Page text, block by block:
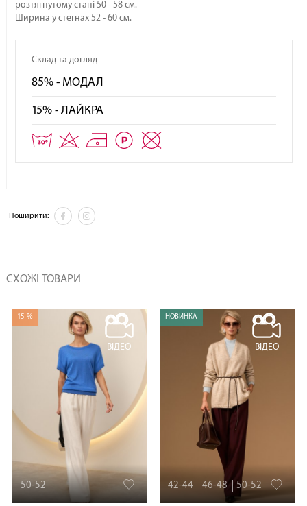
розтягнутому стані 50 - 58 см.
Ширина у стегнах 52 - 60 см.
Склад та догляд
85% - МОДАЛ
15% - ЛАЙКРА
Поширити:
СХОЖІ ТОВАРИ
15 %
ВІДЕО
50-52
НОВИНКА
ВІДЕО
42-44 46-48 50-52